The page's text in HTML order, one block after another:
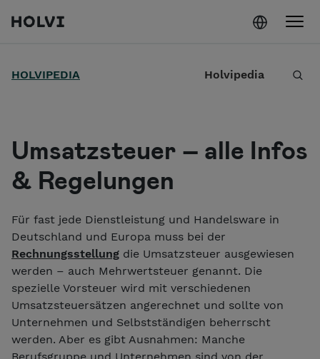
Holvi
HOLVIPEDIA Holvipedia
S
Umsatzsteuer – alle Infos
& Regelungen
Für fast jede Dienstleistung und Handelsware in
Deutschland und Europa muss bei der
Rechnungsstellung die Umsatzsteuer ausgewiesen
werden – auch Mehrwertsteuer genannt. Die
spezielle Vorsteuer wird mit verschiedenen
Umsatzsteuersätzen angerechnet und sollte von
Unternehmen und Selbstständigen beherrscht
werden. Aber es gibt Ausnahmen: Manche